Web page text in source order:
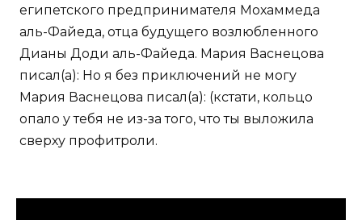
египетского предпринимателя Мохаммеда
аль-Файеда, отца будущего возлюбленного
Дианы Доди аль-Файеда. Мария Васнецова
писал(а): Но я без приключений не могу
Мария Васнецова писал(а): (кстати, кольцо
опало у тебя не из-за того, что ты выложила
сверху профитроли.